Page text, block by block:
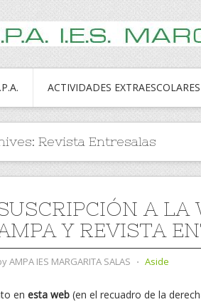
ACTIVIDADES EXTRAESCOLARES
Revista Entresalas
A LA
Y REVISTA
AMPA IES MARGARITA SALAS ⋅ Aside
en esta web (en el recuadro de la